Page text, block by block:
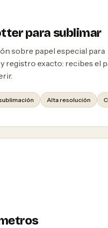
para sublimar
sobre papel especial para
registro exacto: recibes el
Alta resolución